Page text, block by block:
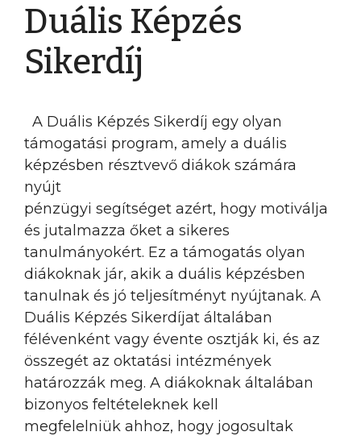
Duális Képzés
Sikerdíj
A Duális Képzés Sikerdíj egy olyan
támogatási program, amely a duális
képzésben résztvevő diákok számára
nyújt
pénzügyi segítséget azért, hogy motiválja
és jutalmazza őket a sikeres
tanulmányokért. Ez a támogatás olyan
diákoknak jár, akik a duális képzésben
tanulnak és jó teljesítményt nyújtanak. A
Duális Képzés Sikerdíjat általában
félévenként vagy évente osztják ki, és az
összegét az oktatási intézmények
határozzák meg. A diákoknak általában
bizonyos feltételeknek kell
megfelelniük ahhoz, hogy jogosultak